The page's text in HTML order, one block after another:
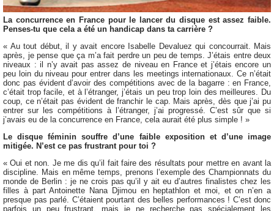
La concurrence en France pour le lancer du disque est assez faible.
Penses-tu que cela a été un handicap dans ta carrière ?
« Au tout début, il y avait encore Isabelle Devaluez qui concourrait. Mais
après, je pense que ça m’a fait perdre un peu de temps. J’étais entre deux
niveaux : il n’y avait pas assez de niveau en France et j’étais encore un
peu loin du niveau pour entrer dans les meetings internationaux. Ce n’était
donc pas évident d’avoir des compétitions avec de la bagarre : en France,
c’était trop facile, et à l’étranger, j’étais un peu trop loin des meilleures. Du
coup, ce n’était pas évident de franchir le cap. Mais après, dès que j’ai pu
entrer sur les compétitions à l’étranger, j’ai progressé. C’est sûr que si
j’avais eu de la concurrence en France, cela aurait été plus simple ! »
Le disque féminin souffre d’une faible exposition et d’une image
mitigée. N’est ce pas frustrant pour toi ?
« Oui et non. Je me dis qu’il fait faire des résultats pour mettre en avant la
discipline. Mais en même temps, prenons l’exemple des Championnats du
monde de Berlin : je ne crois pas qu’il y ait eu d’autres finalistes chez les
filles à part Antoinette Nana Djimou en heptathlon et moi, et on n’en a
presque pas parlé. C’étaient pourtant des belles performances ! C’est donc
parfois un peu frustrant, mais je ne recherche pas spécialement les